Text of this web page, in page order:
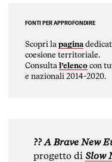
FONTI PER APPROFONDIRE
Scopri la pagina
coesione territoriale.
Consulta l’elencocon
e nazionali 2014-2020.
?? A Brave New
progetto di Slow